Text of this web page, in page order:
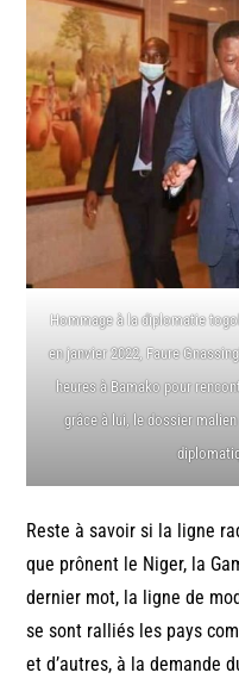
Hommage à la diplomatie
en janvier 2022, Faure
heures à Bamako pour
grâce à lui, le dossier
Reste à savoir si la ligne
que prônent le Niger, la
dernier mot, la ligne de
se sont ralliés les pays
et d’autres, à la demande